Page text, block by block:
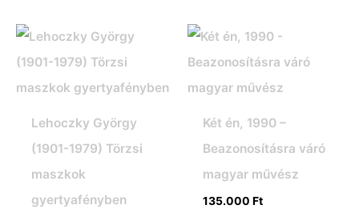
Lehoczky György
(1901-1979) Törzsi
maszkok
gyertyafényben
Két én, 1990 –
Beazonosításra váró
magyar művész
135.000 Ft